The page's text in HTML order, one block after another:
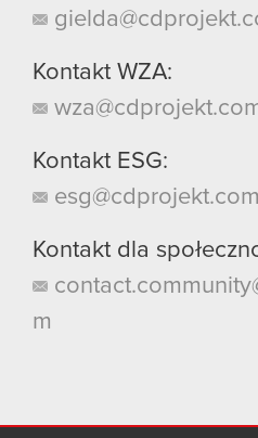
Kontakt WZA:
Kontakt ESG:
esg@cdprojekt.com
Kontakt dla
m